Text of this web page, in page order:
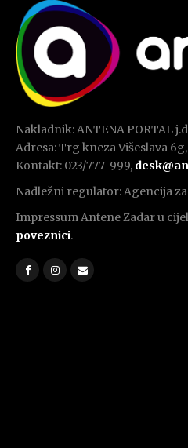
Nakladnik: ANTENA PORTAL
Adresa: Trg kneza Višeslava
Kontakt: 023/777-999,
Nadležni regulator: Agencija
Impressum Antene Zadar u
poveznici.